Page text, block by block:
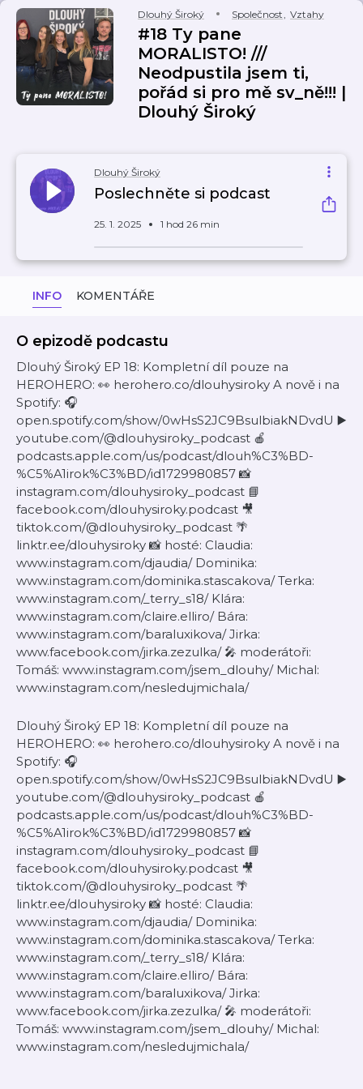
Dlouhý Široký Společnost, Vztahy
#18 Ty pane
MORALISTO! ///
Neodpustila jsem ti,
pořád si pro mě sv_ně!!! |
Dlouhý Široký
Dlouhý Široký
Poslechněte si podcast
25. 1. 2025 1 hod 26 min
INFO KOMENTÁŘE
O epizodě podcastu
Dlouhý Široký EP 18: Kompletní díl pouze na
HEROHERO: 👀 herohero.co/dlouhysiroky A nově i na
Spotify: 🎧
open.spotify.com/show/0wHsS2JC9BsulbiakNDvdU ▶️
youtube.com/@dlouhysiroky_podcast 🍎
podcasts.apple.com/us/podcast/dlouh%C3%BD-
%C5%A1irok%C3%BD/id1729980857 📸
instagram.com/dlouhysiroky_podcast 📘
facebook.com/dlouhysiroky.podcast 🎥
tiktok.com/@dlouhysiroky_podcast 🌴
linktr.ee/dlouhysiroky 📸 hosté: Claudia:
www.instagram.com/djaudia/ Dominika:
www.instagram.com/dominika.stascakova/ Terka:
www.instagram.com/_terry_s18/ Klára:
www.instagram.com/claire.elliro/ Bára:
www.instagram.com/baraluxikova/ Jirka:
www.facebook.com/jirka.zezulka/ 🎤 moderátoři:
Tomáš: www.instagram.com/jsem_dlouhy/ Michal:
www.instagram.com/nesledujmichala/
Dlouhý Široký EP 18: Kompletní díl pouze na
HEROHERO: 👀 herohero.co/dlouhysiroky A nově i na
Spotify: 🎧
open.spotify.com/show/0wHsS2JC9BsulbiakNDvdU ▶️
youtube.com/@dlouhysiroky_podcast 🍎
podcasts.apple.com/us/podcast/dlouh%C3%BD-
%C5%A1irok%C3%BD/id1729980857 📸
instagram.com/dlouhysiroky_podcast 📘
facebook.com/dlouhysiroky.podcast 🎥
tiktok.com/@dlouhysiroky_podcast 🌴
linktr.ee/dlouhysiroky 📸 hosté: Claudia:
www.instagram.com/djaudia/ Dominika:
www.instagram.com/dominika.stascakova/ Terka:
www.instagram.com/_terry_s18/ Klára:
www.instagram.com/claire.elliro/ Bára:
www.instagram.com/baraluxikova/ Jirka:
www.facebook.com/jirka.zezulka/ 🎤 moderátoři:
Tomáš: www.instagram.com/jsem_dlouhy/ Michal:
www.instagram.com/nesledujmichala/